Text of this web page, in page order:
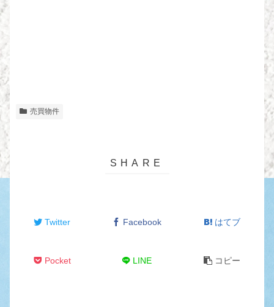
売買物件
Twitter Facebook はてブ
Pocket LINE コピー